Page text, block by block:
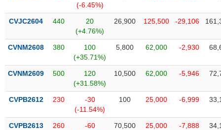
(-6.45%)
CVJC2604 440
20
(+4.76%)
26,900 125,500 -29,106
CVNM2608 380
100
(+35.71%)
5,800 62,000 -2,930
CVNM2609 500
120
(+31.58%)
10,500 62,000 -5,946
CVPB2612 230
-30
(-11.54%)
100 25,000 -6,999
CVPB2613 260
-60
70,500 25,000 -7,888
đầu
tư
Truyền
tài
chính